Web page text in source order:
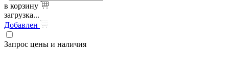
в корзину
загрузка...
Добавлен
Запрос цены и наличия